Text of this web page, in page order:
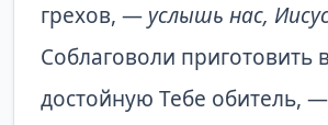
грехов, — услышь нас,
Соблаговоли приготовить
достойную Тебе обитель, —